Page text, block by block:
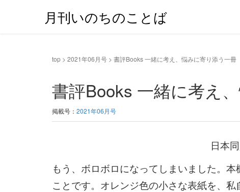
月刊いのちのことば
top > 2021年06月号 > 書評Books 一緒に考え、悩みに寄り添う一冊
書評Books 一緒に考え
掲載号： 2021年06月号
日本
もう、ボロボロになってしまいました。
ことです。オレンジ色の小さな表紙を、